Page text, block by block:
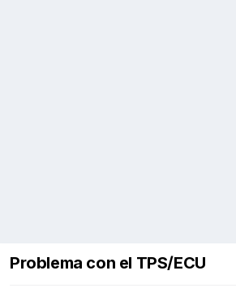
Problema con el TPS/ECU